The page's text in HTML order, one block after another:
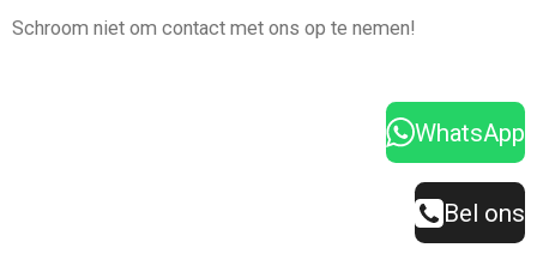
Schroom niet om contact met ons op te nemen!
WhatsApp
Bel ons